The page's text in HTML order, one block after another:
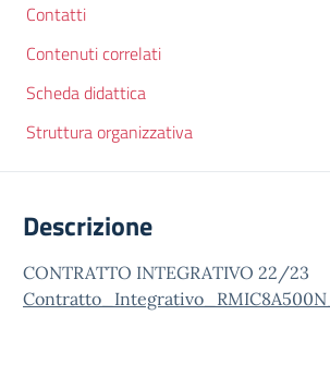
Contatti
Contenuti correlati
Scheda didattica
Struttura organizzativa
Descrizione
CONTRATTO INTEGRATIVO 22/23